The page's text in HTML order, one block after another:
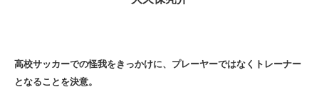
高校サッカーでの怪我をきっかけに、プレーヤーではなくトレーナー
となることを決意。